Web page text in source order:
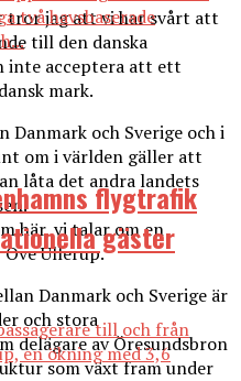
tror jag att vi har svårt att
till den danska
inte acceptera att ett
mark.
och Sverige och i
om i världen gäller att
låta det andra landets
här, vi talar om en
Ullerup.
Danmark och Sverige är
och stora
delägare av Öresundsbron
som växt fram under
två havsbaserade
flygtrafik
gäster
till och från
en ökning med 3,6